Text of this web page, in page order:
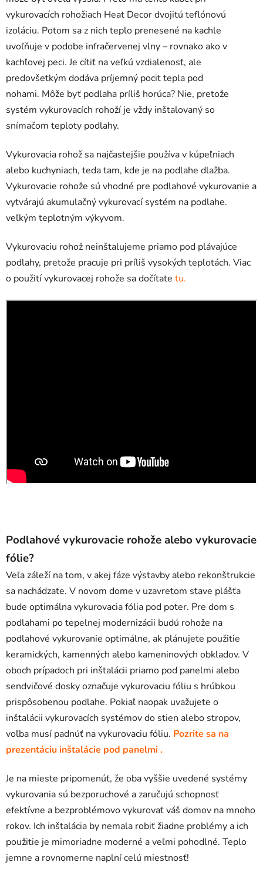
vykurovacích rohožiach Heat Decor dvojitú teflónovú
izoláciu. Potom sa z nich teplo prenesené na kachle
uvoľňuje v podobe infračervenej vlny – rovnako ako v
kachľovej peci. Je cítiť na veľkú vzdialenosť, ale
predovšetkým dodáva príjemný pocit tepla pod
nohami. Môže byť podlaha príliš horúca? Nie, pretože
systém vykurovacích rohoží je vždy inštalovaný so
snímačom teploty podlahy.
Vykurovacia rohož sa najčastejšie používa v kúpeľniach
alebo kuchyniach, teda tam, kde je na podlahe dlažba.
Vykurovacie rohože sú vhodné pre podlahové vykurovanie a
vytvárajú akumulačný vykurovací systém na podlahe.
veľkým teplotným výkyvom.
Vykurovaciu rohož neinštalujeme priamo pod plávajúce
podlahy, pretože pracuje pri príliš vysokých teplotách. Viac
o použití vykurovacej rohože sa dočítate tu.
Podlahové vykurovacie rohože alebo vykurovacie
fólie?
Veľa záleží na tom, v akej fáze výstavby alebo rekonštrukcie
sa nachádzate. V novom dome v uzavretom stave plášťa
bude optimálna vykurovacia fólia pod poter. Pre dom s
podlahami po tepelnej modernizácii budú rohože na
podlahové vykurovanie optimálne, ak plánujete použitie
keramických, kamenných alebo kameninových obkladov. V
oboch prípadoch pri inštalácii priamo pod panelmi alebo
sendvičové dosky označuje vykurovaciu fóliu s hrúbkou
prispôsobenou podlahe. Pokiaľ naopak uvažujete o
inštalácii vykurovacích systémov do stien alebo stropov,
voľba musí padnúť na vykurovaciu fóliu. Pozrite sa na
prezentáciu inštalácie pod panelmi .
Je na mieste pripomenúť, že oba vyššie uvedené systémy
vykurovania sú bezporuchové a zaručujú schopnosť
efektívne a bezproblémovo vykurovať váš domov na mnoho
rokov. Ich inštalácia by nemala robiť žiadne problémy a ich
použitie je mimoriadne moderné a veľmi pohodlné. Teplo
jemne a rovnomerne naplní celú miestnosť!